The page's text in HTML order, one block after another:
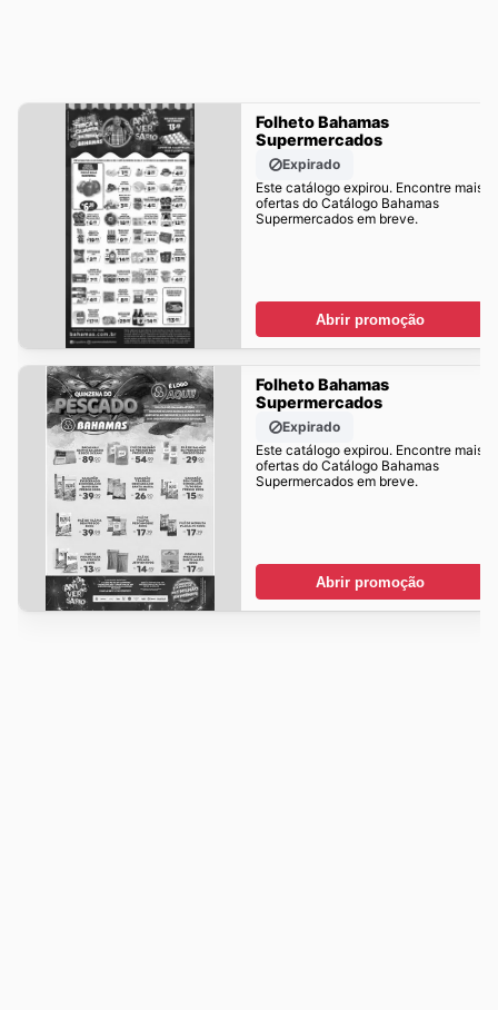
Folheto Bahamas
Supermercados
Expirado
Este catálogo expirou. Encontre mais
ofertas do Catálogo Bahamas
Supermercados em breve.
Abrir promoção
Folheto Bahamas
Supermercados
Expirado
Este catálogo expirou. Encontre mais
ofertas do Catálogo Bahamas
Supermercados em breve.
Abrir promoção